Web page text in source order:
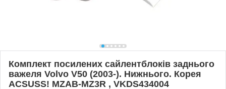
Комплект посилених сайлентблоків заднього
важеля Volvo V50 (2003-). Нижнього. Корея
ACSUSS! MZAB-MZ3R , VKDS434004